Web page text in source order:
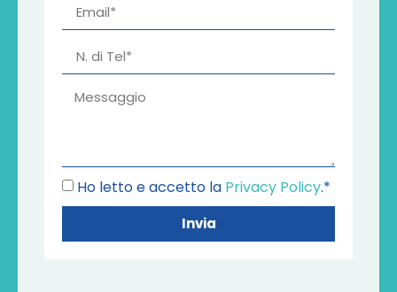
Ho letto e accetto la Privacy Policy.*
Invia